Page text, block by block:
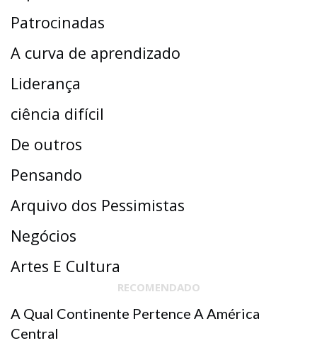
Patrocinadas
A curva de aprendizado
Liderança
ciência difícil
De outros
Pensando
Arquivo dos Pessimistas
Negócios
Artes E Cultura
RECOMENDADO
A Qual Continente Pertence A América
Central